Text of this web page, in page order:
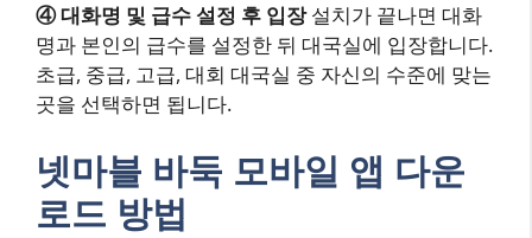
④ 대화명 및 급수 설정 후 입장설치가 끝나면 대화
명과 본인의 급수를 설정한 뒤 대국실에 입장합니다.
초급, 중급, 고급, 대회 대국실 중 자신의 수준에 맞는
곳을 선택하면 됩니다.
넷마블 바둑 모바일 앱 다운
로드 방법